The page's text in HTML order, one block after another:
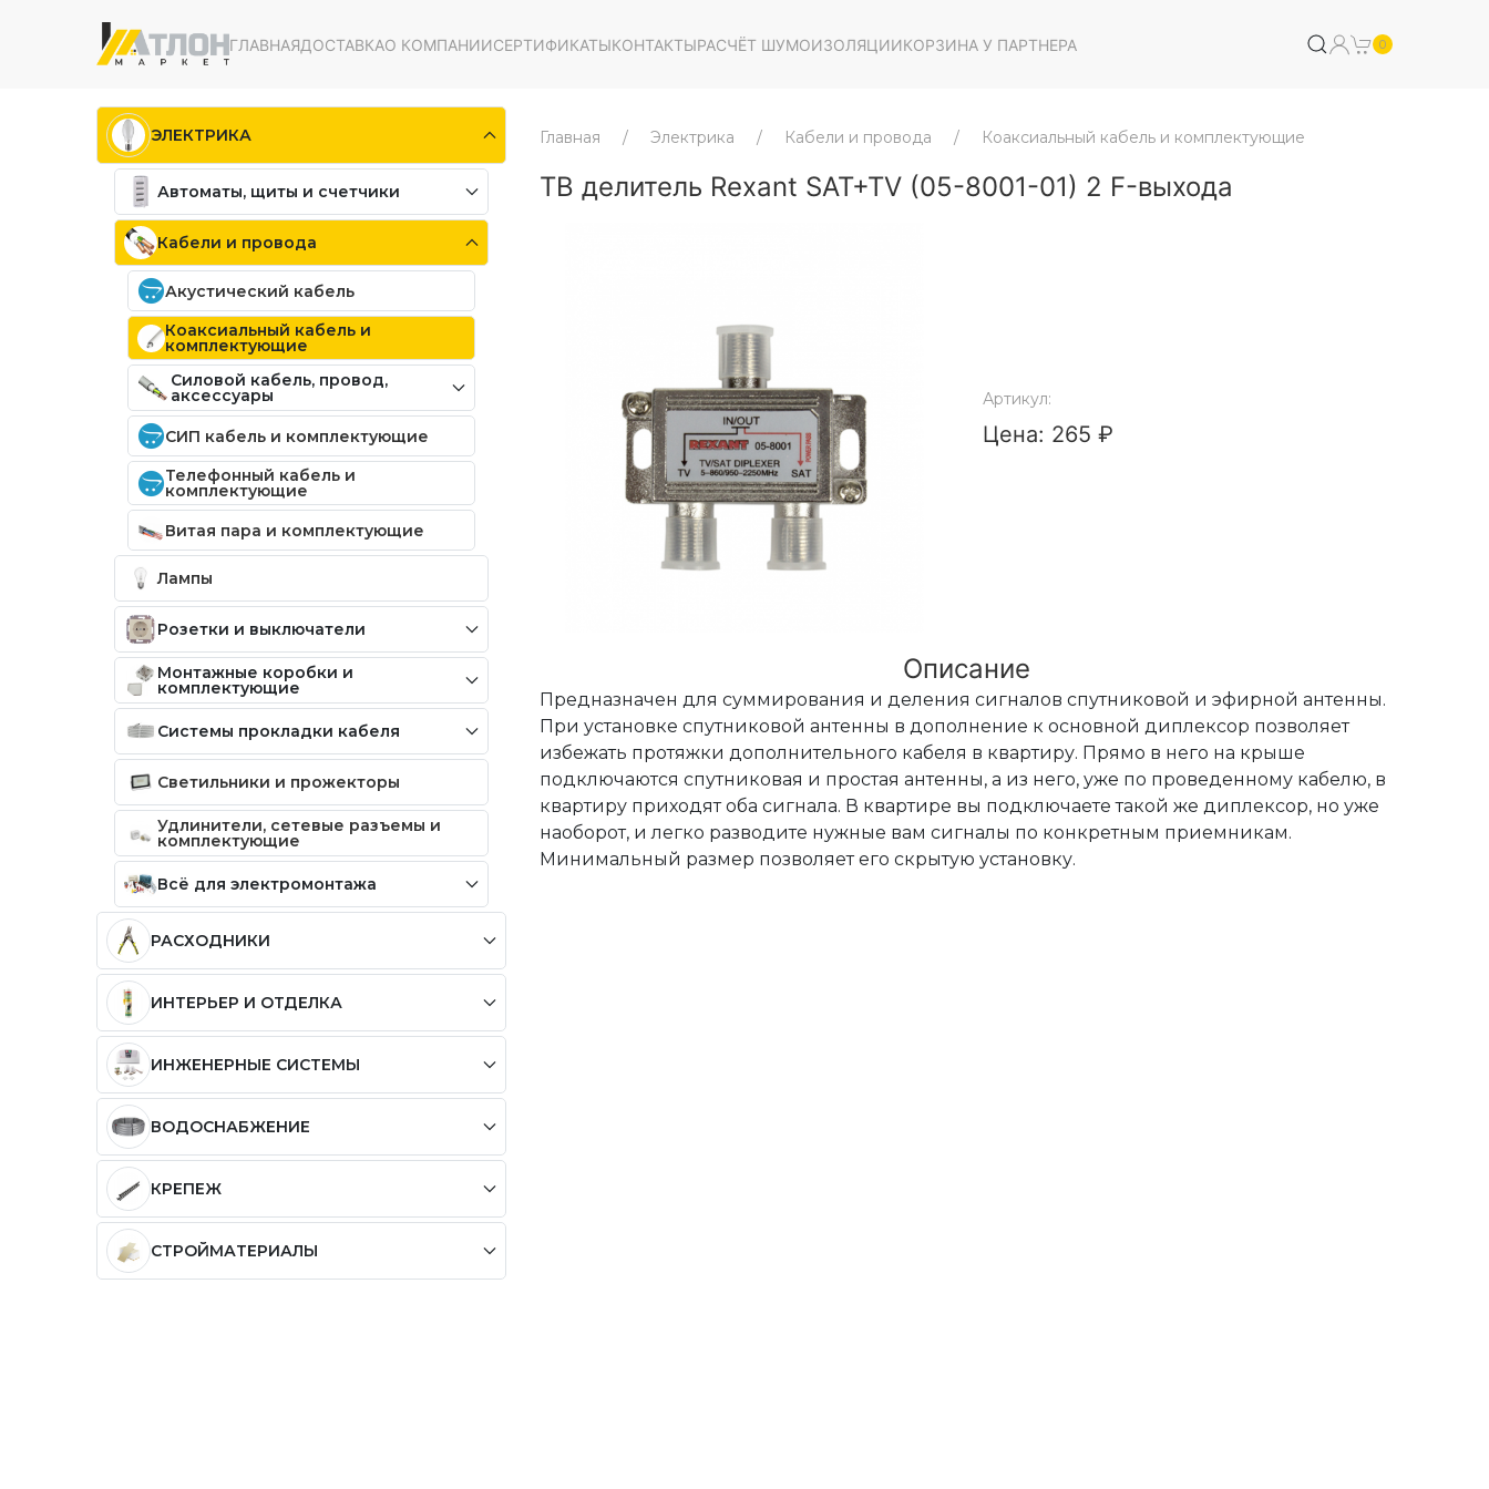
ГЛАВНАЯДОСТАВКАО КОМПАНИИСЕРТИФИКАТЫКОНТАКТЫРАСЧЁТ ШУМОИЗОЛЯЦИИКОРЗИНА У ПАРТНЕРА 0
ЭЛЕКТРИКА
Автоматы, щиты и счетчики
Кабели и провода
Акустический кабель
Коаксиальный кабель и
комплектующие
Силовой кабель, провод,
аксессуары
СИП кабель и комплектующие
Телефонный кабель и
комплектующие
Витая пара и комплектующие
Лампы
Розетки и выключатели
Монтажные коробки и
комплектующие
Системы прокладки кабеля
Светильники и прожекторы
Удлинители, сетевые разъемы и
комплектующие
Всё для электромонтажа
РАСХОДНИКИ
ИНТЕРЬЕР И ОТДЕЛКА
ИНЖЕНЕРНЫЕ СИСТЕМЫ
ВОДОСНАБЖЕНИЕ
КРЕПЕЖ
СТРОЙМАТЕРИАЛЫ
Главная Электрика Кабели и провода Коаксиальный кабель и комплектующие
ТВ делитель Rexant SAT+TV (05-8001-01) 2 F-выхода
Артикул:
Цена: 265 ₽
Описание
Предназначен для суммирования и деления сигналов спутниковой и эфирной антенны.
При установке спутниковой антенны в дополнение к основной диплексор позволяет
избежать протяжки дополнительного кабеля в квартиру. Прямо в него на крыше
подключаются спутниковая и простая антенны, а из него, уже по проведенному кабелю, в
квартиру приходят оба сигнала. В квартире вы подключаете такой же диплексор, но уже
наоборот, и легко разводите нужные вам сигналы по конкретным приемникам.
Минимальный размер позволяет его скрытую установку.